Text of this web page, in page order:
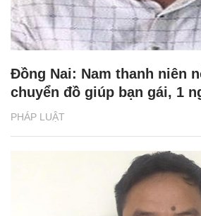
PHÁP LUẬT
Đồng Nai: Nam thanh niên
chuyển đồ giúp bạn gái, 1